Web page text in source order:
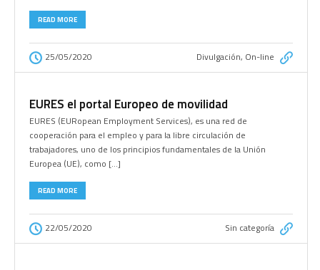
READ MORE
25/05/2020 Divulgación, On-line
EURES el portal Europeo de movilidad
EURES (EURopean Employment Services), es una red de
cooperación para el empleo y para la libre circulación de
trabajadores, uno de los principios fundamentales de la Unión
Europea (UE), como […]
READ MORE
22/05/2020 Sin categoría